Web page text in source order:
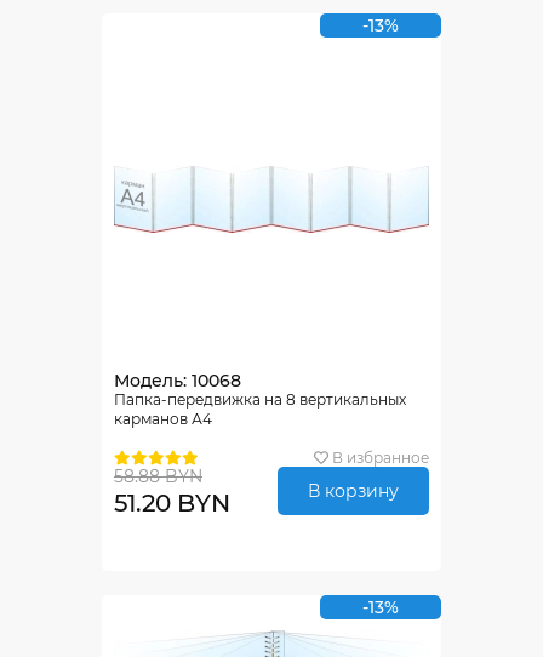
-13%
Модель: 10068
Папка-передвижка на 8 вертикальных
карманов А4
В избранное
58.88 BYN
51.20 BYN В корзину
-13%